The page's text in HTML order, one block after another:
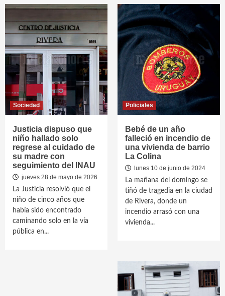
Sociedad
Justicia dispuso que
niño hallado solo
regrese al cuidado de
su madre con
seguimiento del INAU
jueves 28 de mayo de 2026
La Justicia resolvió que el
niño de cinco años que
había sido encontrado
caminando solo en la vía
pública en...
Policiales
Bebé de un año
falleció en incendio de
una vivienda de barrio
La Colina
lunes 10 de junio de 2024
La mañana del domingo se
tiñó de tragedia en la ciudad
de Rivera, donde un
incendio arrasó con una
vivienda...